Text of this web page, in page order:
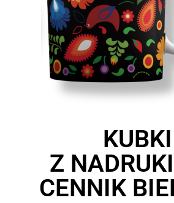
KUBKI
Z
CENNIK